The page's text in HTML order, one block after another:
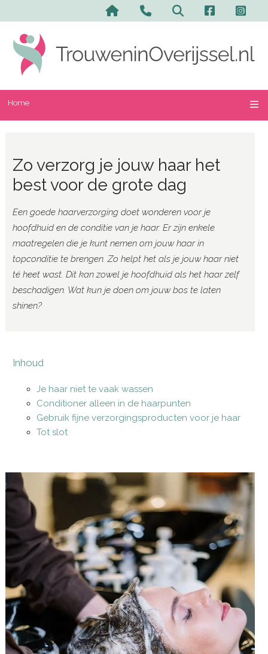
Home
Zo verzorg je jouw haar het
best voor de grote dag
Een goede haarverzorging doet wonderen voor je
hoofdhuid en de conditie van je haar. Er zijn enkele
maatregelen die je kunt nemen om jouw haar in
topconditie te brengen. Zo helpt het als je jouw haar niet
té heet wast. Dit kan zowel je hoofdhuid als het haar zelf
beschadigen. Wat kun je doen om jouw bos te laten
shinen?
Inhoud
Je haar niet te vaak wassen
Conditioner alleen in de haarpunten
Gebruik fijne verzorgingsproducten voor je haar
Tot slot